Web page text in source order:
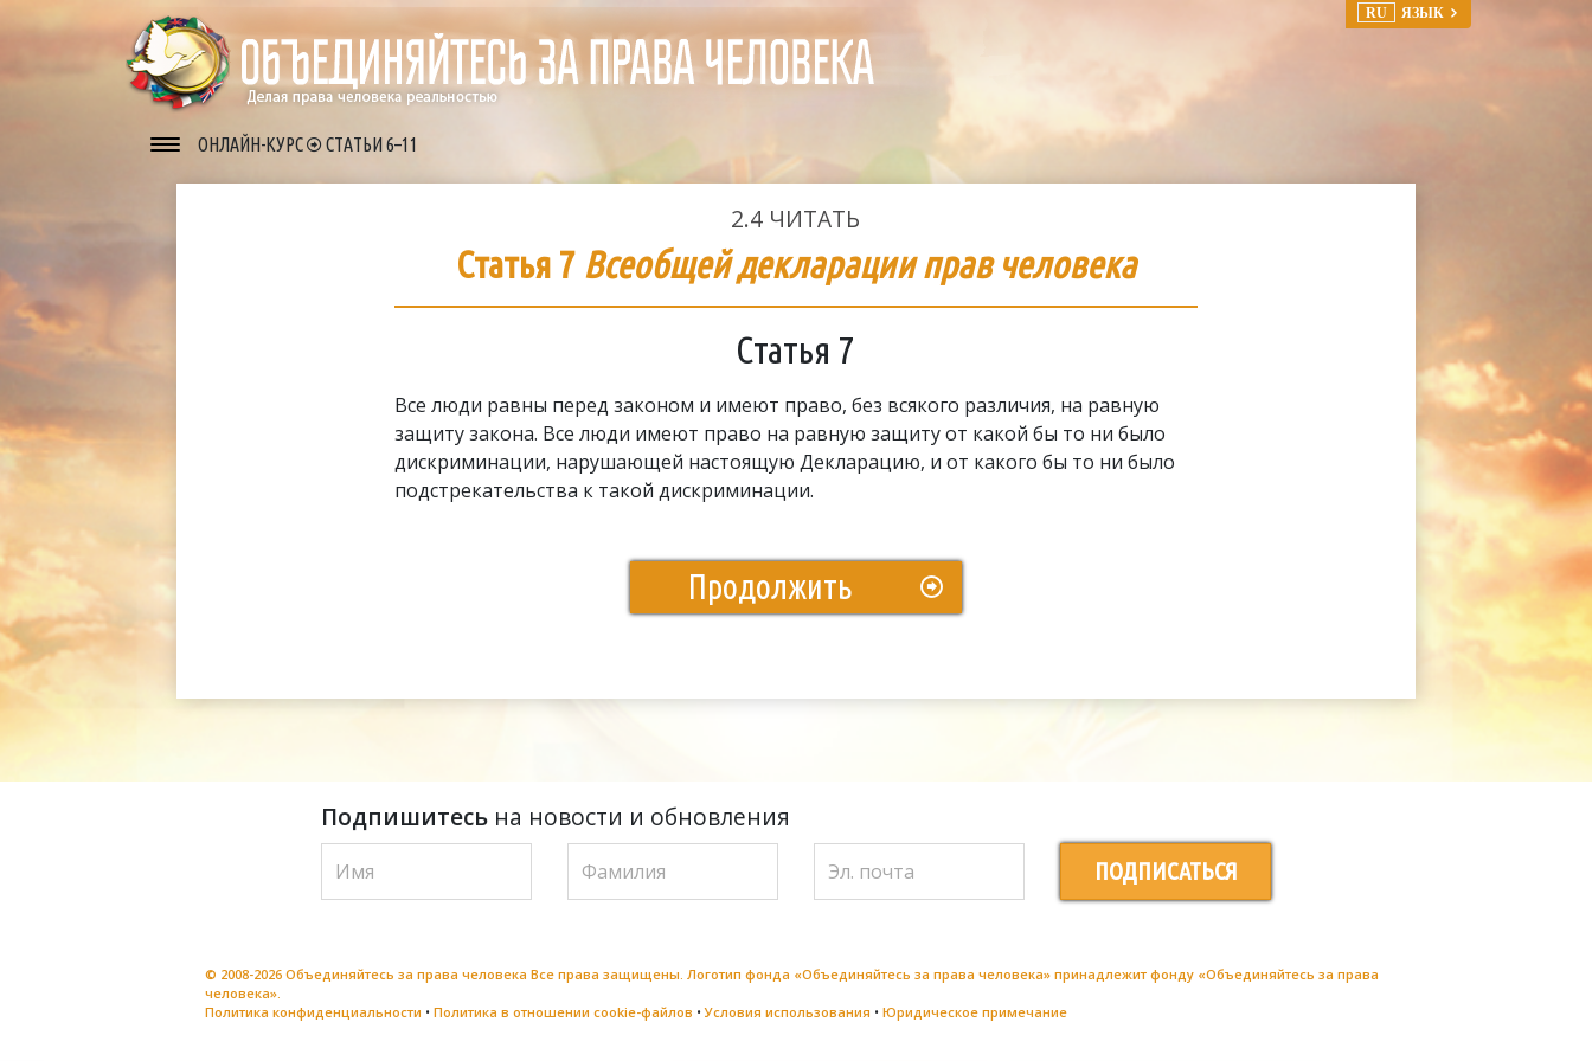
RU ЯЗЫК
ОНЛАЙН-КУРС СТАТЬИ 6–11
2.4 ЧИТАТЬ
Статья 7 Всеобщей декларации прав человека
Статья 7
Все люди равны перед законом и имеют право, без всякого различия, на равную
защиту закона. Все люди имеют право на равную защиту от какой бы то ни было
дискриминации, нарушающей настоящую Декларацию, и от какого бы то ни было
подстрекательства к такой дискриминации.
Продолжить
Подпишитесьна новости и обновления
ПОДПИСАТЬСЯ
© 2008-2026 Объединяйтесь за права человека Все права защищены. Логотип фонда «Объединяйтесь за права человека» принадлежит фонду «Объединяйтесь за права
человека».
Политика конфиденциальности • Политика в отношении cookie-файлов •Условия использования • Юридическое примечание